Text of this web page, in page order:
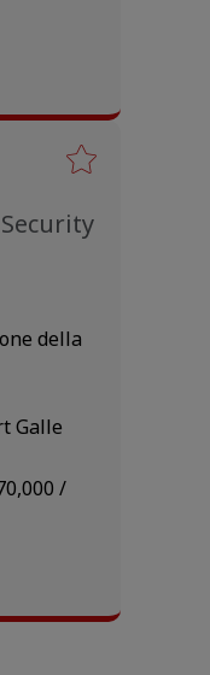
/
Galle
della